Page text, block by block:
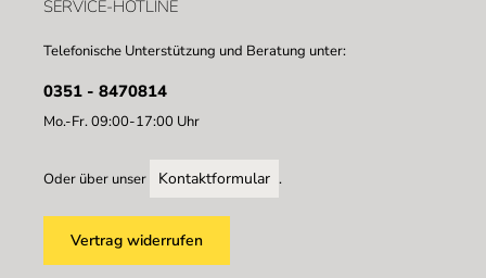
SERVICE-HOTLINE
Telefonische Unterstützung und Beratung unter:
0351 - 8470814
Mo.-Fr. 09:00-17:00 Uhr
Oder über unser Kontaktformular .
Vertrag widerrufen